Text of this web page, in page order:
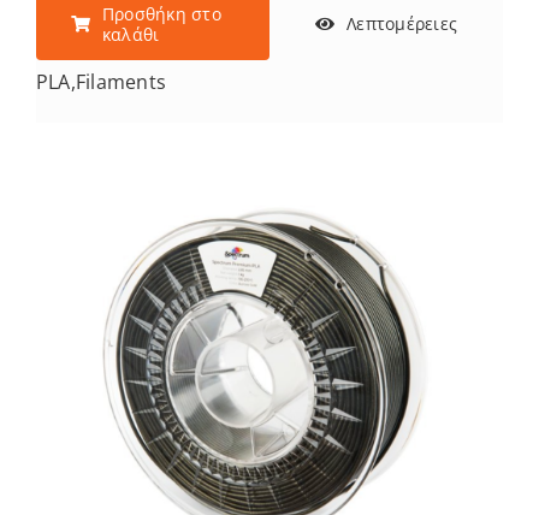
Προσθήκη στο
καλάθι
Λεπτομέρειες
PLA,Filaments